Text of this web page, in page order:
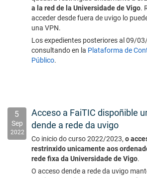
a la red de la Universidade de Vigo.
acceder desde fuera de uvigo lo
una VPN.
Los expedientes posteriores al 09/
consultando en la Plataforma de
Público.
5
Sep
2022
Acceso a FaiTIC dispoñible
dende a rede da uvigo
Co inicio do curso 2022/2023, o
restrinxido unicamente aos
rede fixa da Universidade de Vigo.
O acceso dende a rede da uvigo